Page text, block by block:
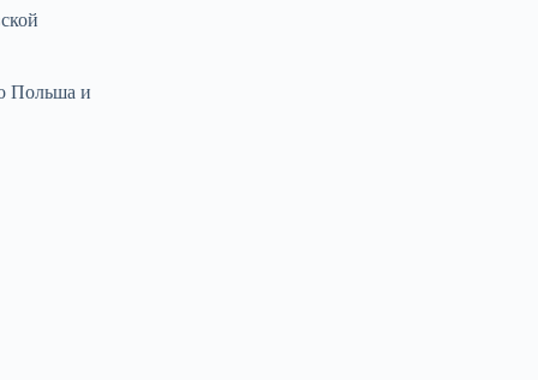
Польша и